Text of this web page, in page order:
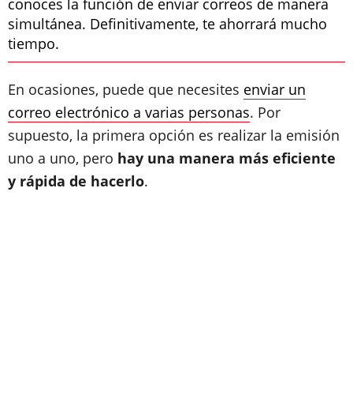
conoces la función de enviar correos de manera
simultánea. Definitivamente, te ahorrará mucho
tiempo.
En ocasiones, puede que necesites enviar un
correo electrónico a varias personas. Por
supuesto, la primera opción es realizar la emisión
uno a uno, pero hay una manera más eficiente
y rápida de hacerlo.